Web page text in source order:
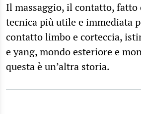
Il massaggio, il contatto, fatto
tecnica più utile e immediata
contatto limbo e corteccia,
e yang, mondo esteriore e
questa è un’altra storia.